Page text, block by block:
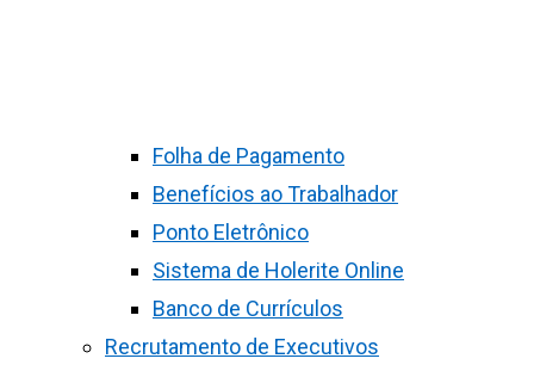
Folha de Pagamento
Benefícios ao Trabalhador
Ponto Eletrônico
Sistema de Holerite Online
Banco de Currículos
Recrutamento de Executivos